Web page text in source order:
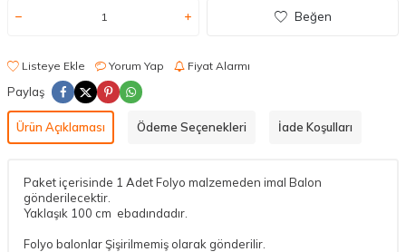
Beğen
Listeye Ekle Yorum Yap Fiyat Alarmı
Paylaş
Ürün Açıklaması Ödeme Seçenekleri İade Koşulları
Paket içerisinde 1 Adet Folyo malzemeden imal Balon
gönderilecektir.
Yaklaşık 100 cm ebadındadır.
Folyo balonlar Şişirilmemiş olarak gönderilir.